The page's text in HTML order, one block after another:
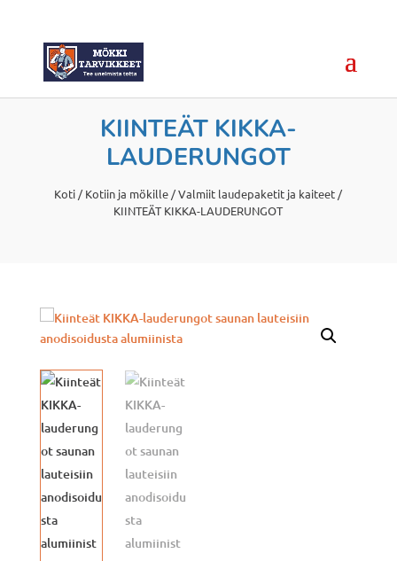
KIINTEÄT KIKKA-
LAUDERUNGOT
Koti / Kotiin ja mökille /Valmiit laudepaketit ja kaiteet /
KIINTEÄT KIKKA-LAUDERUNGOT